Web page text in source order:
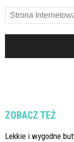
ZOBACZ TEŻ
Lekkie i wygodne